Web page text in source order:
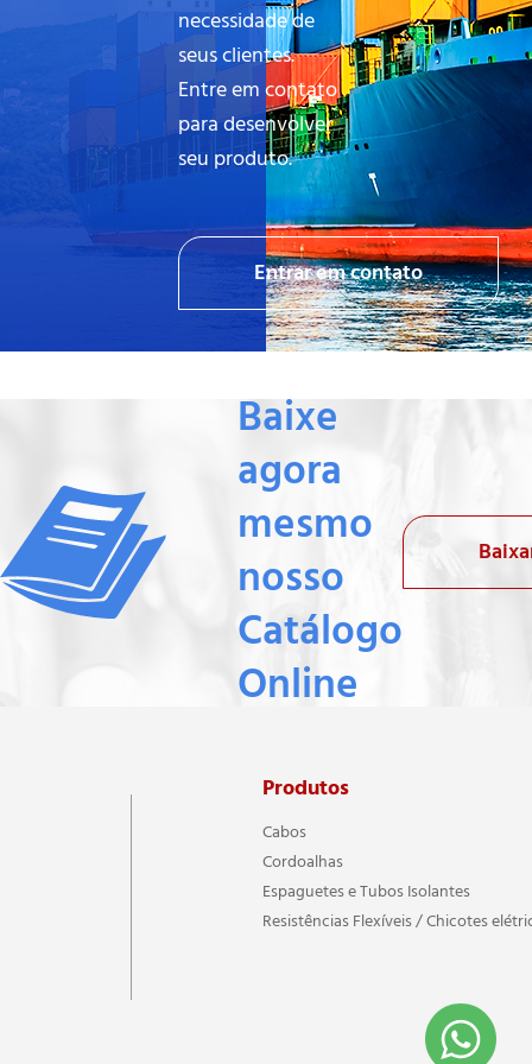
necessidade de
seus clientes.
Entre em contato
para desenvolver
seu produto.
Entrar em contato
Baixe
agora
mesmo
nosso
Catálogo
Online
Produtos
Cabos
Cordoalhas
Espaguetes e Tubos Isolantes
Resistências Flexíveis / Chicotes